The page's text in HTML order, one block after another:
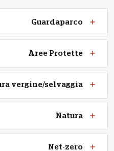
Guardaparco
Aree Protette
vergine/selvaggia
Natura
Net-zero